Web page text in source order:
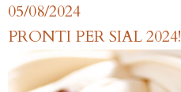
05/08/2024
PRONTI PER SIAL 2024!